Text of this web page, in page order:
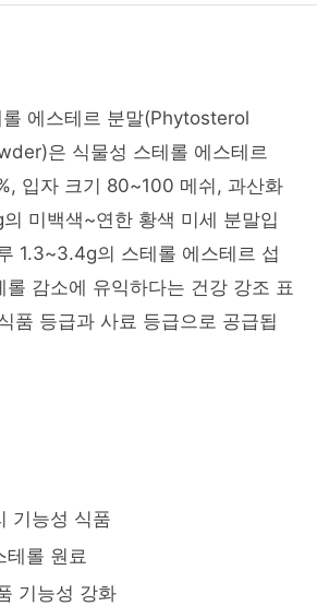
롤 에스테르 분말(Phytosterol
은 식물성 스테롤 에스테르
입자 크기 80~100 메쉬, 과산화
미백색~연한 황색 미세 분말입
1.3~3.4g의 스테롤 에스테르 섭
롤 감소에 유익하다는 건강 강조 표
품 등급과 사료 등급으로 공급됩
기능성 식품
테롤 원료
기능성 강화